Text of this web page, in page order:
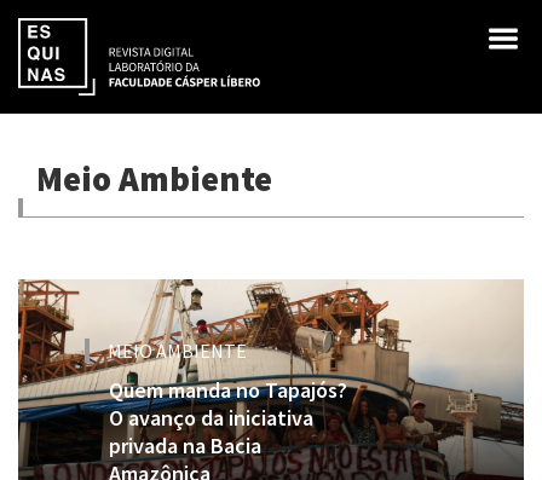
Meio Ambiente
MEIO AMBIENTE
Quem manda no Tapajós?
O avanço da iniciativa
privada na Bacia
Amazônica